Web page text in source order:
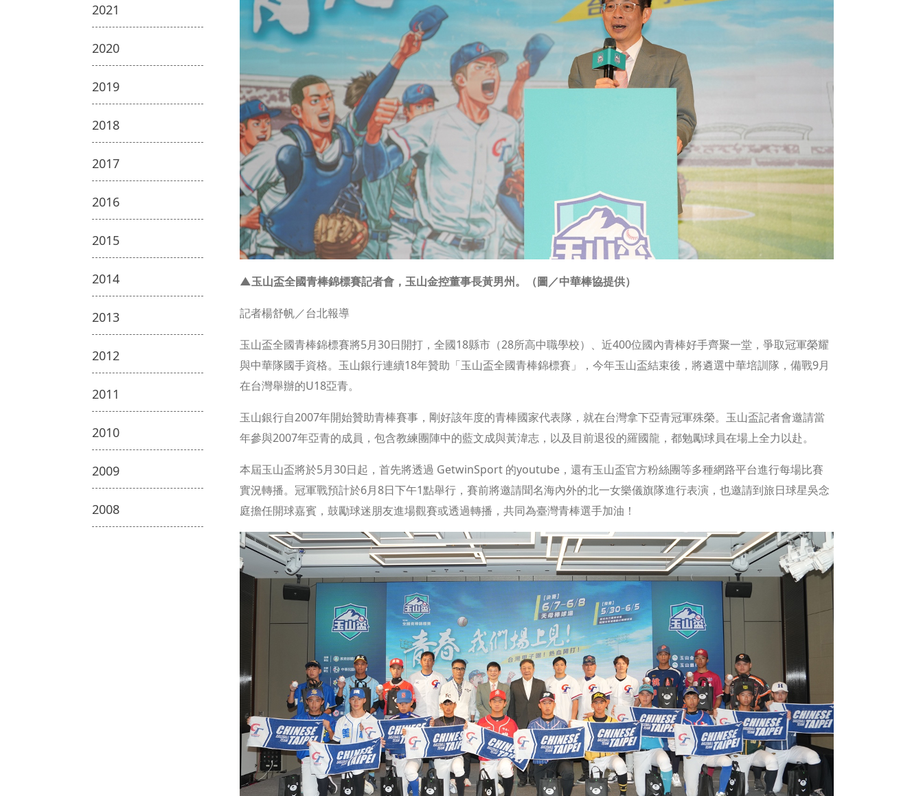
2021
2020
2019
2018
2017
2016
2015
2014
2013
2012
2011
2010
2009
2008
▲玉山盃全國青棒錦標賽記者會，玉山金控董事長黃男州。（圖／中華棒協提供）
記者楊舒帆／台北報導
玉山盃全國青棒錦標賽將5月30日開打，全國18縣市（28所高中職學校）、近400位國內青棒好手齊聚一堂，爭取冠軍榮耀
與中華隊國手資格。玉山銀行連續18年贊助「玉山盃全國青棒錦標賽」，今年玉山盃結束後，將遴選中華培訓隊，備戰9月
在台灣舉辦的U18亞青。
玉山銀行自2007年開始贊助青棒賽事，剛好該年度的青棒國家代表隊，就在台灣拿下亞青冠軍殊榮。玉山盃記者會邀請當
年參與2007年亞青的成員，包含教練團陣中的藍文成與黃湋志，以及目前退役的羅國龍，都勉勵球員在場上全力以赴。
本屆玉山盃將於5月30日起，首先將透過 GetwinSport 的youtube，還有玉山盃官方粉絲團等多種網路平台進行每場比賽
實況轉播。冠軍戰預計於6月8日下午1點舉行，賽前將邀請聞名海內外的北一女樂儀旗隊進行表演，也邀請到旅日球星吳念
庭擔任開球嘉賓，鼓勵球迷朋友進場觀賽或透過轉播，共同為臺灣青棒選手加油！